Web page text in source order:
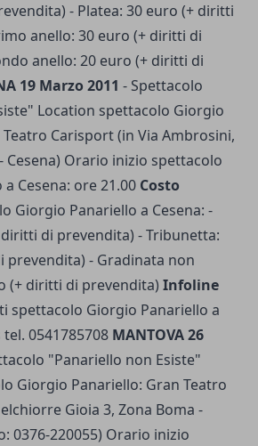
- Platea: 30 euro (+ diritti
anello: 30 euro (+ diritti di
anello: 20 euro (+ diritti di
19 Marzo 2011 - Spettacolo
Location spettacolo Giorgio
Carisport (in Via Ambrosini,
Orario inizio spettacolo
Cesena: ore 21.00 Costo
Giorgio Panariello a Cesena: -
di prevendita) - Tribunetta:
prevendita) - Gradinata non
(+ diritti di prevendita) Infoline
spettacolo Giorgio Panariello a
0541785708 MANTOVA 26
"Panariello non Esiste"
Giorgio Panariello: Gran Teatro
Gioia 3, Zona Boma -
0376-220055) Orario inizio